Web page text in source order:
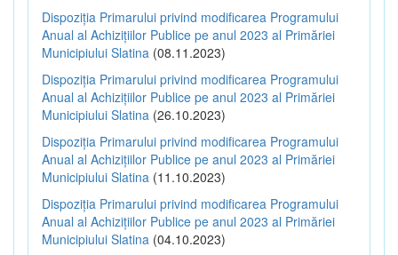
Dispoziția Primarului privind modificarea Programului
Anual al Achizițiilor Publice pe anul 2023 al Primăriei
Municipiului Slatina (08.11.2023)
Dispoziția Primarului privind modificarea Programului
Anual al Achizițiilor Publice pe anul 2023 al Primăriei
Municipiului Slatina (26.10.2023)
Dispoziția Primarului privind modificarea Programului
Anual al Achizițiilor Publice pe anul 2023 al Primăriei
Municipiului Slatina (11.10.2023)
Dispoziția Primarului privind modificarea Programului
Anual al Achizițiilor Publice pe anul 2023 al Primăriei
Municipiului Slatina (04.10.2023)